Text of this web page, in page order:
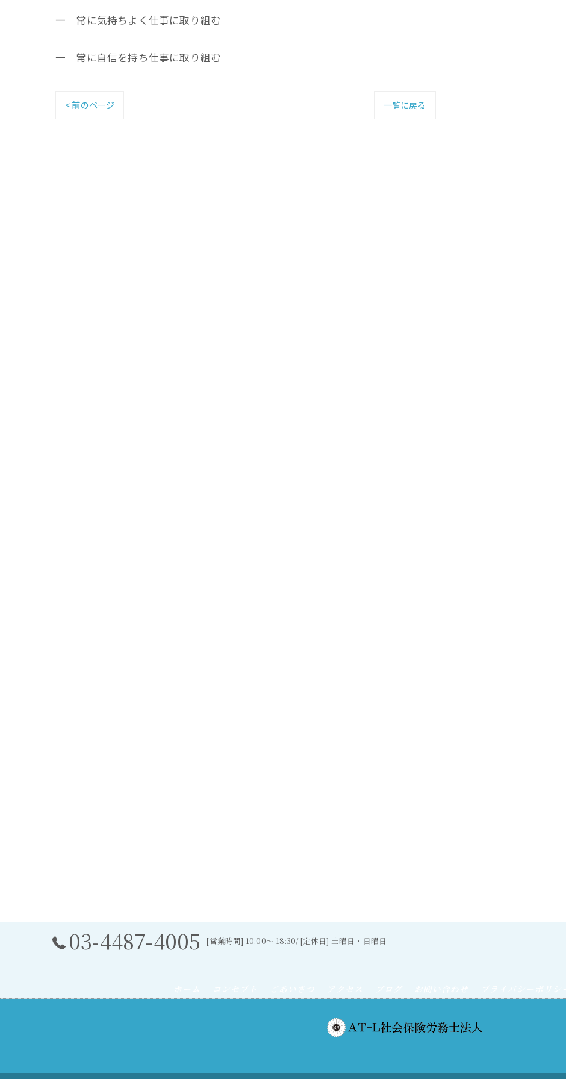
一 常に気持ちよく仕事に取り組む
一 常に自信を持ち仕事に取り組む
< 前のページ 一覧に戻る
03-4487-4005 [営業時間] 10:00〜 18:30/ [定休日] 土曜日・日曜日